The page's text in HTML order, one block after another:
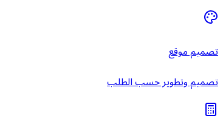
تصميم موقع
تصميم وتطوير حسب الطلب